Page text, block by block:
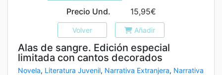
Precio Und. 15,95€
Volver Añadir
Alas de sangre. Edición especial
limitada con cantos decorados
Novela, Literatura Juvenil, Narrativa Extranjera, Narrativa